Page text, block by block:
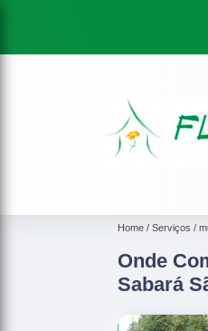
Home Serviços
Onde
Sabará